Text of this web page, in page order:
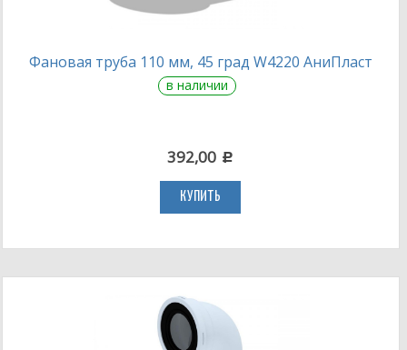
Фановая труба 110 мм, 45 град W4220 АниПласт
в наличии
392,00 c
КУПИТЬ